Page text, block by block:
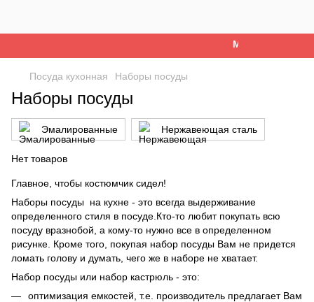
Ми працюємо.
Посуда кухонная Наборы посуды
Наборы посуды
Эмалированные Нержавеющая сталь
Нет товаров
Главное, чтобы костюмчик сидел!
Наборы посуды на кухне - это всегда выдерживание
определенного стиля в посуде.Кто-то любит покупать всю
посуду вразнобой, а кому-то нужно все в определенном
рисунке. Кроме того, покупая набор посуды Вам не придется
ломать голову и думать, чего же в наборе не хватает.
Набор посуды или набор кастрюль - это:
оптимизация емкостей, т.е. производитель предлагает Вам